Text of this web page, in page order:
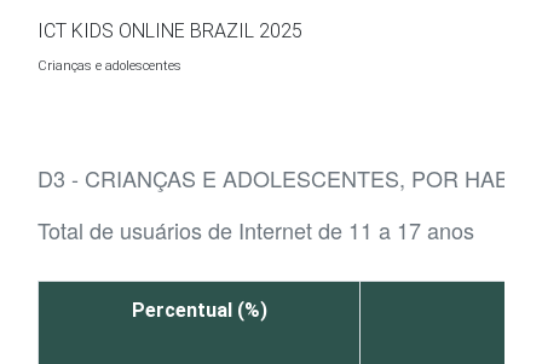
ICT KIDS ONLINE BRAZIL 2025
Crianças e adolescentes
D3 - CRIANÇAS E ADOLESCENTES, POR
Total de usuários de Internet de 11 a 17 anos
Percentual (%)